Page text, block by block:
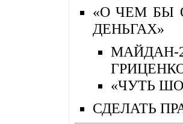
«О ЧЕМ БЫ
ДЕНЬГАХ»
«ЧУТЬ
СДЕЛАТЬ